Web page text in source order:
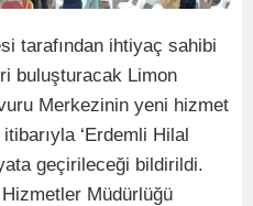
tarafından ihtiyaç sahibi
buluşturacak Limon
Merkezinin yeni hizmet
‘Erdemli Hilal
geçirileceği bildirildi.
Müdürlüğü